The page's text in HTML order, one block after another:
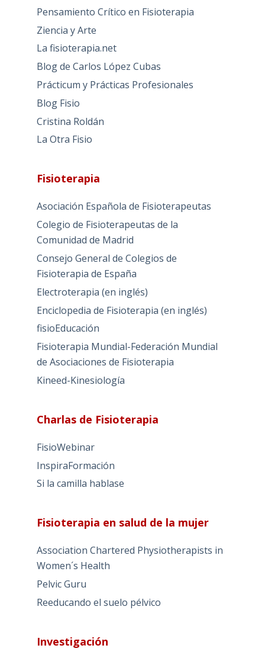
Pensamiento Crítico en Fisioterapia
Ziencia y Arte
La fisioterapia.net
Blog de Carlos López Cubas
Prácticum y Prácticas Profesionales
Blog Fisio
Cristina Roldán
La Otra Fisio
Fisioterapia
Asociación Española de Fisioterapeutas
Colegio de Fisioterapeutas de la
Comunidad de Madrid
Consejo General de Colegios de
Fisioterapia de España
Electroterapia (en inglés)
Enciclopedia de Fisioterapia (en inglés)
fisioEducación
Fisioterapia Mundial-Federación Mundial
de Asociaciones de Fisioterapia
Kineed-Kinesiología
Charlas de Fisioterapia
FisioWebinar
InspiraFormación
Si la camilla hablase
Fisioterapia en salud de la mujer
Association Chartered Physiotherapists in
Women´s Health
Pelvic Guru
Reeducando el suelo pélvico
Investigación